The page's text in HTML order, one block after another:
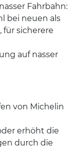
Fahrbahn:
bei neuen als
für sicherere
auf nasser
von Michelin
erhöht die
durch die